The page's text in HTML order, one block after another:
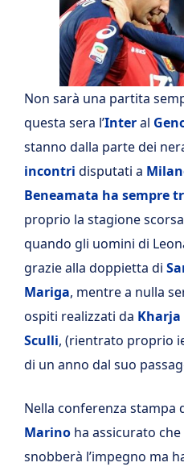
Non sarà una partita
questa sera l’Interal
stanno dalla parte dei
incontri disputati a
Beneamata ha sempre
proprio la stagione
quando gli uomini di
grazie alla doppietta di
Mariga, mentre a nulla
ospiti realizzati da Kharja
Sculli, (rientrato proprio
di un anno dal suo
Nella conferenza stampa
Marino ha assicurato
snobberà l’impegno ma